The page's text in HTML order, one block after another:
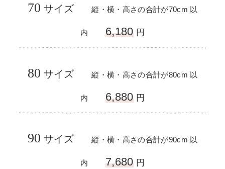
70 サイズ ​​縦・横・高さの合計が70cm 以
内 6,180円
80 サイズ ​​縦・横・高さの合計が80cm 以
内 6,880円
90 サイズ ​​縦・横・高さの合計が90cm 以
内 7,680円